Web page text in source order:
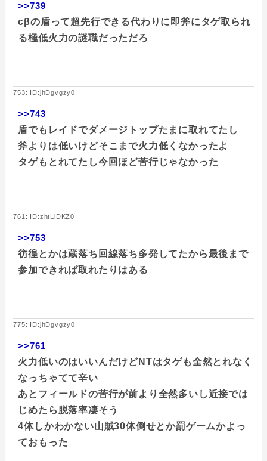
>>739
cβの盾って超先行できる代わりに即斧にタゲ取られ
る極低火力の謎職だっただろ
753: ID:jhDgvgzy0
>>743
盾でもレイドでダメージトップたまに取れてたし
斧よりは低いけどそこまで火力低くなかったよ
タゲもとれてたし今回ほど苦行じゃなかった
761: ID:zhtLlDKZ0
>>753
彷徨とかは蔵落ち回線落ち多発してたから最後まで
参加できれば取れたりはある
775: ID:jhDgvgzy0
>>761
火力低いのはいいんだけどNTはタゲも全然とれなく
なっちゃてて辛い
あとフィールドの苦行が前より全然多いし近接では
じめたら脱落率凄そう
4体しかわかない山賊30体倒せとか罰ゲームかよっ
ておもった